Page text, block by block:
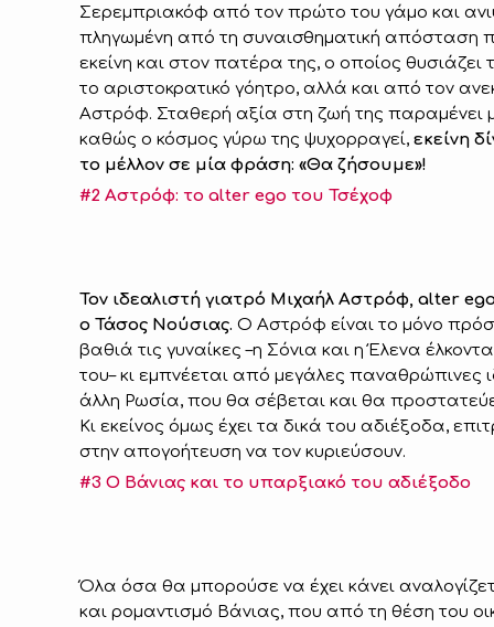
Σερεμπριακόφ από τον πρώτο του γάμο και
πληγωμένη από τη συναισθηματική απόσταση
εκείνη και στον πατέρα της, ο οποίος
το αριστοκρατικό γόητρο, αλλά και από τον
Αστρόφ. Σταθερή αξία στη ζωή της παραμένει
καθώς ο κόσμος γύρω της ψυχορραγεί, εκείνη
το μέλλον σε μία φράση: «Θα ζήσουμε»!
#2 Αστρόφ: το alter ego του Τσέχοφ
Τον ιδεαλιστή γιατρό Μιχαήλ Αστρόφ, alter
ο Τάσος Νούσιας. Ο Αστρόφ είναι το μόνο
βαθιά τις γυναίκες –η Σόνια και η Έλενα
του– κι εμπνέεται από μεγάλες παναθρώπινες
άλλη Ρωσία, που θα σέβεται και θα
Κι εκείνος όμως έχει τα δικά του αδιέξοδα,
στην απογοήτευση να τον κυριεύσουν.
#3 Ο Βάνιας και το υπαρξιακό του αδιέξοδο
Όλα όσα θα μπορούσε να έχει κάνει
και ρομαντισμό Βάνιας, που από τη θέση του